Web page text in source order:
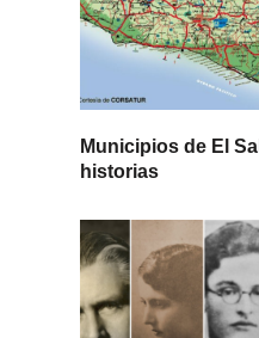
Municipios de El
historias